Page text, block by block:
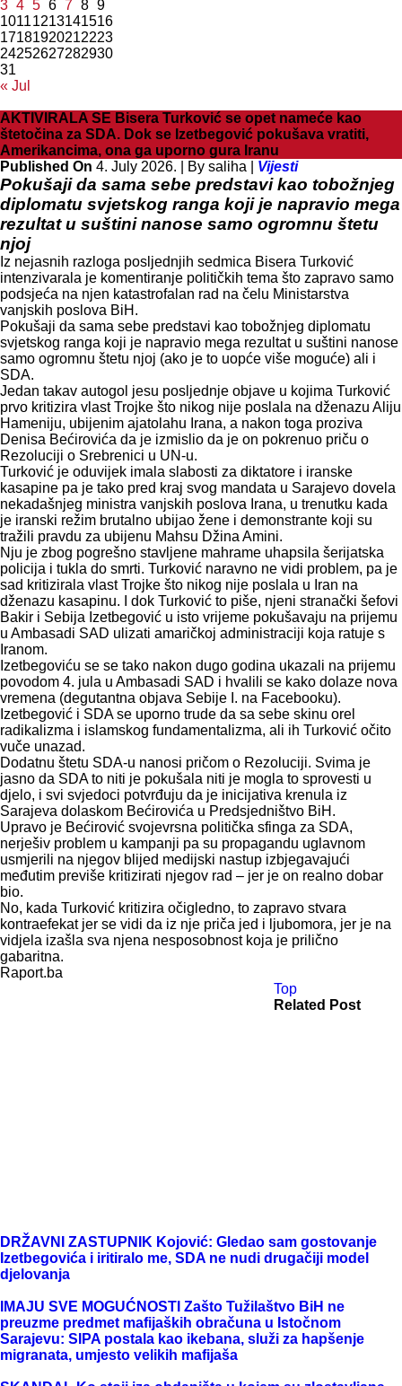
« Jul
3 4 5 6 7 8 9
10111213141516
17181920212223
24252627282930
31
AKTIVIRALA SE Bisera Turković se opet nameće kao
štetočina za SDA. Dok se Izetbegović pokušava vratiti,
Amerikancima, ona ga uporno gura Iranu
Published On 4. July 2026. | By saliha | Vijesti
Pokušaji da sama sebe predstavi kao tobožnjeg
diplomatu svjetskog ranga koji je napravio mega
rezultat u suštini nanose samo ogromnu štetu
njoj
Iz nejasnih razloga posljednjih sedmica Bisera Turković
intenzivarala je komentiranje političkih tema što zapravo samo
podsjeća na njen katastrofalan rad na čelu Ministarstva
vanjskih poslova BiH.
Pokušaji da sama sebe predstavi kao tobožnjeg diplomatu
svjetskog ranga koji je napravio mega rezultat u suštini nanose
samo ogromnu štetu njoj (ako je to uopće više moguće) ali i
SDA.
Jedan takav autogol jesu posljednje objave u kojima Turković
prvo kritizira vlast Trojke što nikog nije poslala na dženazu Aliju
Hameniju, ubijenim ajatolahu Irana, a nakon toga proziva
Denisa Bećirovića da je izmislio da je on pokrenuo priču o
Rezoluciji o Srebrenici u UN-u.
Turković je oduvijek imala slabosti za diktatore i iranske
kasapine pa je tako pred kraj svog mandata u Sarajevo dovela
nekadašnjeg ministra vanjskih poslova Irana, u trenutku kada
je iranski režim brutalno ubijao žene i demonstrante koji su
tražili pravdu za ubijenu Mahsu Džina Amini.
Nju je zbog pogrešno stavljene mahrame uhapsila šerijatska
policija i tukla do smrti. Turković naravno ne vidi problem, pa je
sad kritizirala vlast Trojke što nikog nije poslala u Iran na
dženazu kasapinu. I dok Turković to piše, njeni stranački šefovi
Bakir i Sebija Izetbegović u isto vrijeme pokušavaju na prijemu
u Ambasadi SAD ulizati amaričkoj administraciji koja ratuje s
Iranom.
Izetbegoviću se se tako nakon dugo godina ukazali na prijemu
povodom 4. jula u Ambasadi SAD i hvalili se kako dolaze nova
vremena (degutantna objava Sebije I. na Facebooku).
Izetbegović i SDA se uporno trude da sa sebe skinu orel
radikalizma i islamskog fundamentalizma, ali ih Turković očito
vuče unazad.
Dodatnu štetu SDA-u nanosi pričom o Rezoluciji. Svima je
jasno da SDA to niti je pokušala niti je mogla to sprovesti u
djelo, i svi svjedoci potvrđuju da je inicijativa krenula iz
Sarajeva dolaskom Bećirovića u Predsjedništvo BiH.
Upravo je Bećirović svojevrsna politička sfinga za SDA,
nerješiv problem u kampanji pa su propagandu uglavnom
usmjerili na njegov blijed medijski nastup izbjegavajući
međutim previše kritizirati njegov rad – jer je on realno dobar
bio.
No, kada Turković kritizira očigledno, to zapravo stvara
kontraefekat jer se vidi da iz nje priča jed i ljubomora, jer je na
vidjela izašla sva njena nesposobnost koja je prilično
gabaritna.
Raport.ba
Top
Related Post
DRŽAVNI ZASTUPNIK Kojović: Gledao sam gostovanje
Izetbegovića i iritiralo me, SDA ne nudi drugačiji model
djelovanja
IMAJU SVE MOGUĆNOSTI Zašto Tužilaštvo BiH ne
preuzme predmet mafijaških obračuna u Istočnom
Sarajevu: SIPA postala kao ikebana, služi za hapšenje
migranata, umjesto velikih mafijaša